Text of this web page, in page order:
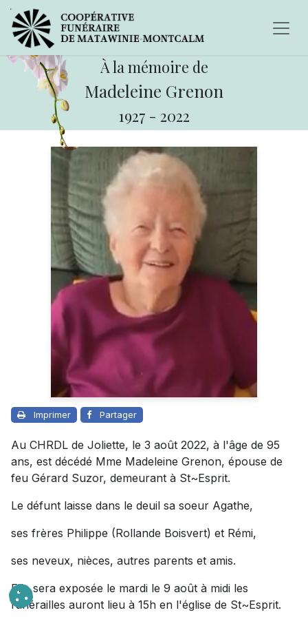
À la mémoire de
Madeleine Grenon
1927 - 2022
Imprimer Partager
Au CHRDL de Joliette, le 3 août 2022, à l'âge de 95
ans, est décédé Mme Madeleine Grenon, épouse de
feu Gérard Suzor, demeurant à St~Esprit.
Le défunt laisse dans le deuil sa soeur Agathe,
ses frères Philippe (Rollande Boisvert) et Rémi,
ses neveux, nièces, autres parents et amis.
Elle sera exposée le mardi le 9 août à midi les
funérailles auront lieu à 15h en l'église de St~Esprit.